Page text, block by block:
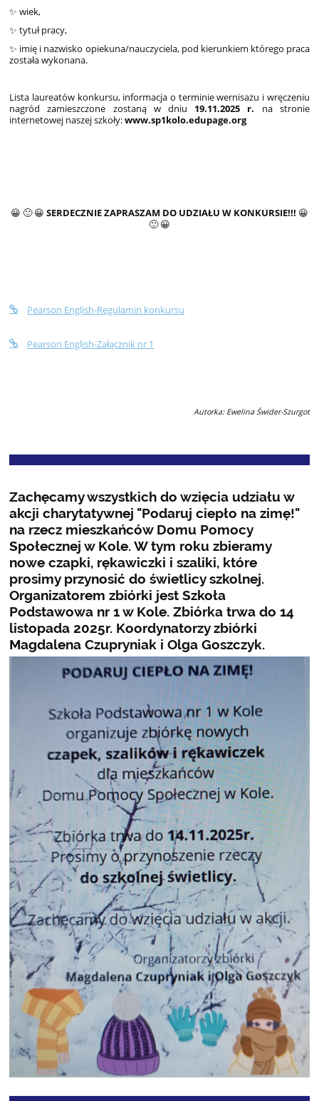
✨ wiek,
✨ tytuł pracy,
✨ imię i nazwisko opiekuna/nauczyciela, pod kierunkiem którego praca
została wykonana.
Lista laureatów konkursu, informacja o terminie wernisażu i wręczeniu
nagród zamieszczone zostaną w dniu
19.11.2025 r. na stronie
internetowej naszej szkoły:www.sp1kolo.edupage.org
😀 🙂 😀 SERDECZNIE ZAPRASZAM DO UDZIAŁU W KONKURSIE!!! 😀
🙂 😀
Pearson English-Regulamin konkursu
Pearson English-Załącznik nr 1
Autorka: Ewelina Świder-Szurgot
Zachęcamy wszystkich do wzięcia udziału w
akcji charytatywnej "Podaruj ciepło na zimę!"
na rzecz mieszkańców Domu Pomocy
Społecznej w Kole. W tym roku zbieramy
nowe czapki, rękawiczki i szaliki, które
prosimy przynosić do świetlicy szkolnej.
Organizatorem zbiórki jest Szkoła
Podstawowa nr 1 w Kole. Zbiórka trwa do 14
listopada 2025r. Koordynatorzy zbiórki
Magdalena Czupryniak i Olga Goszczyk.